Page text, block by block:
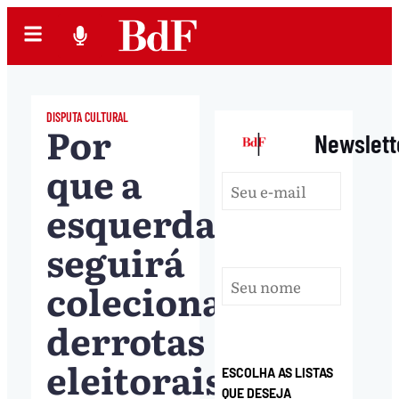
DISPUTA CULTURAL
Por
que a
esquerda
seguirá
colecionando
derrotas
eleitorais
|
ESCOLHA AS LISTAS
QUE DESEJA